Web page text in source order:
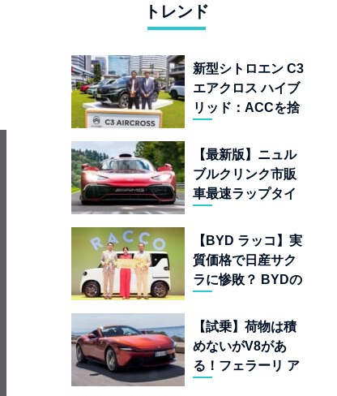
トレンド
新型シトロエン C3
エアクロス ハイブ
リッド：ACCを捨
毯」を手に入れた
フランスの異端児
【最新版】ニュル
ブルクリンク市販
車最速ラップタイ
22台を一挙公開
【BYD ラッコ】実
質価格で日産サク
ラに惨敗？ BYDの
金ドーピング」の
異常な世界
【試乗】荷物は積
めないがV8があ
る！フェラーリ ア